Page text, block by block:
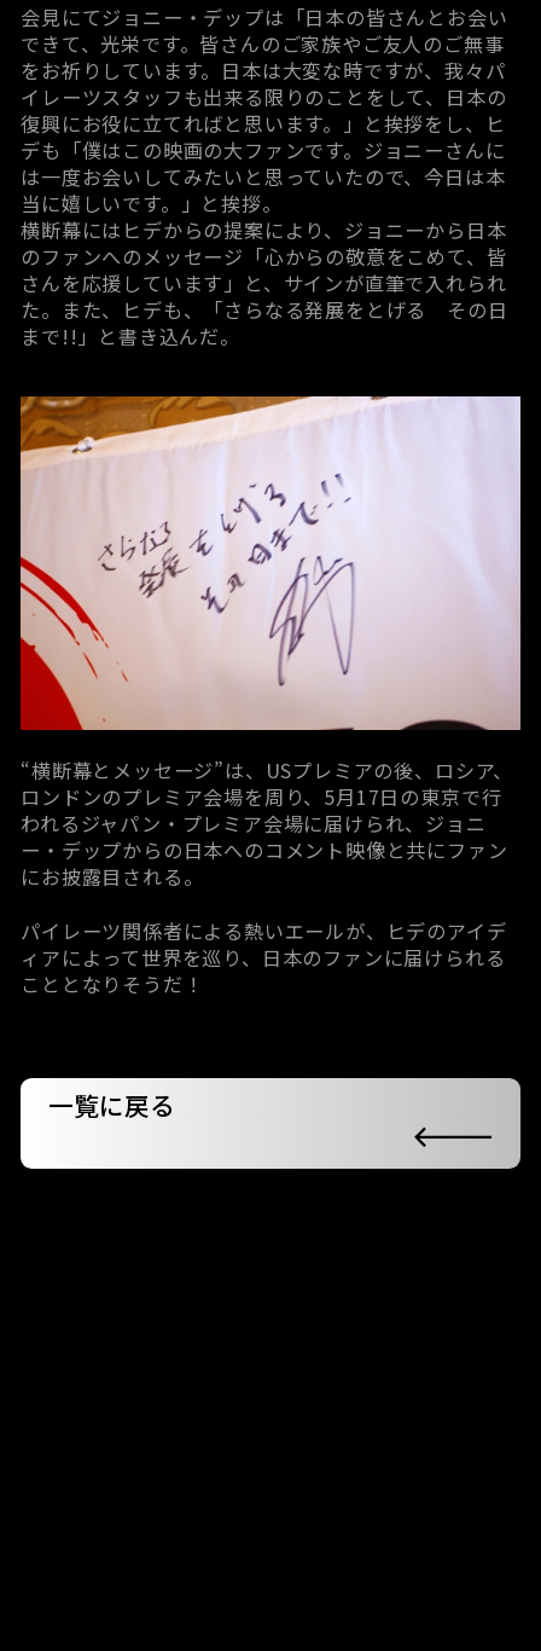
会見にてジョニー・デップは「日本の皆さんとお会い
できて、光栄です。皆さんのご家族やご友人のご無事
をお祈りしています。日本は大変な時ですが、我々パ
イレーツスタッフも出来る限りのことをして、日本の
復興にお役に立てればと思います。」と挨拶をし、ヒ
デも「僕はこの映画の大ファンです。ジョニーさんに
は一度お会いしてみたいと思っていたので、今日は本
当に嬉しいです。」と挨拶。
横断幕にはヒデからの提案により、ジョニーから日本
のファンへのメッセージ「心からの敬意をこめて、皆
さんを応援しています」と、サインが直筆で入れられ
た。また、ヒデも、「さらなる発展をとげる その日
まで!!」と書き込んだ。
“横断幕とメッセージ”は、USプレミアの後、ロシア、
ロンドンのプレミア会場を周り、5月17日の東京で行
われるジャパン・プレミア会場に届けられ、ジョニ
ー・デップからの日本へのコメント映像と共にファン
にお披露目される。
パイレーツ関係者による熱いエールが、ヒデのアイデ
ィアによって世界を巡り、日本のファンに届けられる
こととなりそうだ！
一覧に戻る